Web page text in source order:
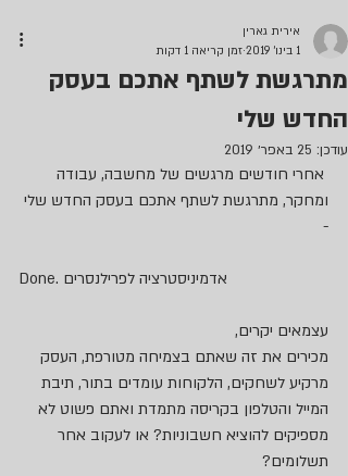
מתרגשת לשתף אתכם בעסק
החדש שלי
אירית גארין
1 בינו׳ 2019
זמן קריאה 1 דקות
עודכן: 25 באפר׳ 2019
אחרי חודשים מרגשים של מחשבה, עבודה
ומחקר, מתרגשת לשתף אתכם בעסק החדש שלי
-
Done. אדמיניסטרציה לפרילנסרים
עצמאים יקרים,
מכירים את זה שאתם בצמיחה מטורפת, העסק
מרקיע לשחקים, הלקוחות עומדים בתור, תיבת
המייל והטלפון בקריסה מתמדת ואתם פשוט לא
מספיקים להוציא חשבוניות? או לעקוב אחר
תשלומים?